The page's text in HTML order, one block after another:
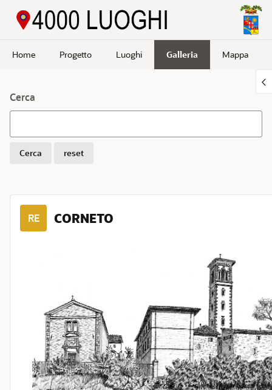
Home Progetto Luoghi Galleria Mappa
Cerca
Cerca reset
RE CORNETO